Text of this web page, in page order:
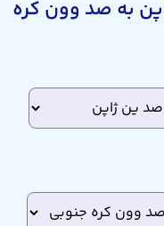
به صد وون کره